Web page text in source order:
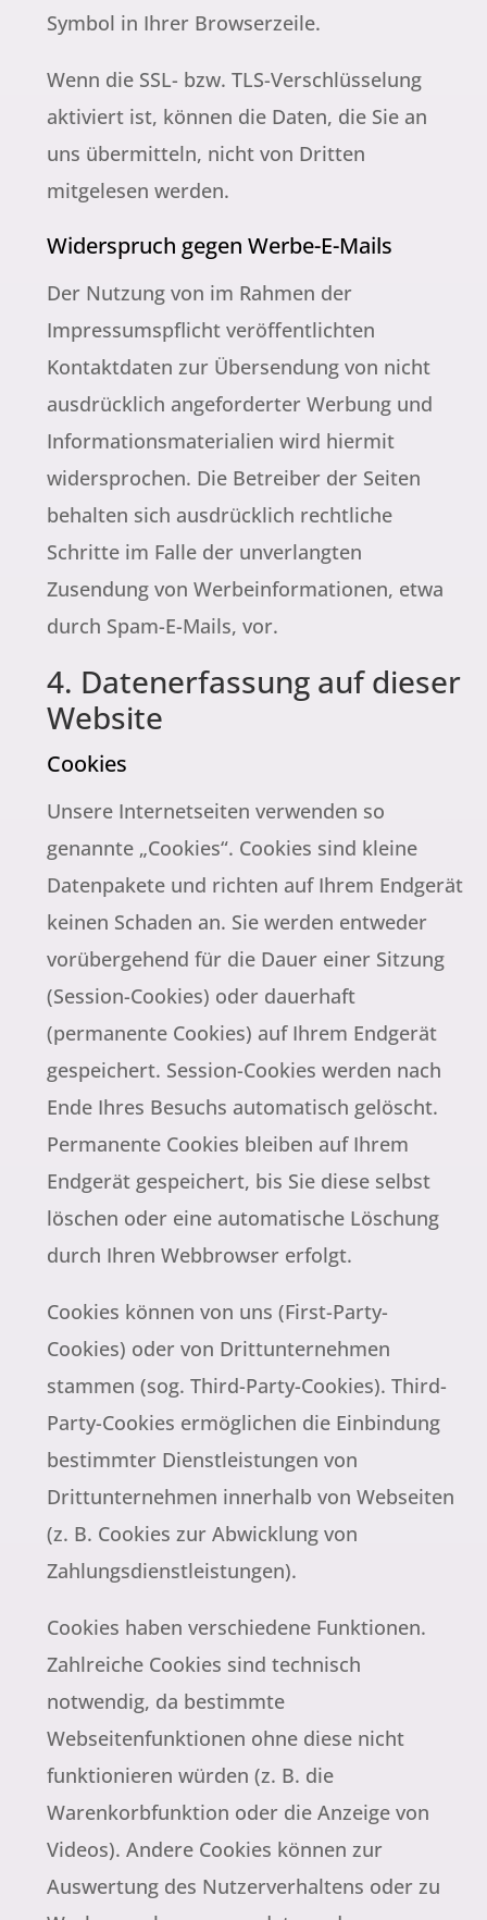
Symbol in Ihrer Browserzeile.
Wenn die SSL- bzw. TLS-Verschlüsselung
aktiviert ist, können die Daten, die Sie an
uns übermitteln, nicht von Dritten
mitgelesen werden.
Widerspruch gegen Werbe-E-Mails
Der Nutzung von im Rahmen der
Impressumspflicht veröffentlichten
Kontaktdaten zur Übersendung von nicht
ausdrücklich angeforderter Werbung und
Informationsmaterialien wird hiermit
widersprochen. Die Betreiber der Seiten
behalten sich ausdrücklich rechtliche
Schritte im Falle der unverlangten
Zusendung von Werbeinformationen, etwa
durch Spam-E-Mails, vor.
4. Datenerfassung auf dieser
Website
Cookies
Unsere Internetseiten verwenden so
genannte „Cookies“. Cookies sind kleine
Datenpakete und richten auf Ihrem Endgerät
keinen Schaden an. Sie werden entweder
vorübergehend für die Dauer einer Sitzung
(Session-Cookies) oder dauerhaft
(permanente Cookies) auf Ihrem Endgerät
gespeichert. Session-Cookies werden nach
Ende Ihres Besuchs automatisch gelöscht.
Permanente Cookies bleiben auf Ihrem
Endgerät gespeichert, bis Sie diese selbst
löschen oder eine automatische Löschung
durch Ihren Webbrowser erfolgt.
Cookies können von uns (First-Party-
Cookies) oder von Drittunternehmen
stammen (sog. Third-Party-Cookies). Third-
Party-Cookies ermöglichen die Einbindung
bestimmter Dienstleistungen von
Drittunternehmen innerhalb von Webseiten
(z. B. Cookies zur Abwicklung von
Zahlungsdienstleistungen).
Cookies haben verschiedene Funktionen.
Zahlreiche Cookies sind technisch
notwendig, da bestimmte
Webseitenfunktionen ohne diese nicht
funktionieren würden (z. B. die
Warenkorbfunktion oder die Anzeige von
Videos). Andere Cookies können zur
Auswertung des Nutzerverhaltens oder zu